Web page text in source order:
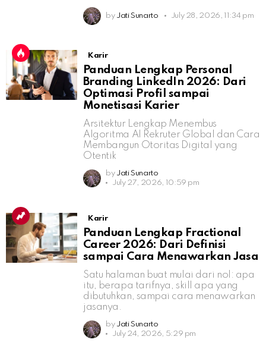
by Jati Sunarto July 28, 2026, 11:34 pm
Karir
Panduan Lengkap Personal
Branding LinkedIn 2026: Dari
Optimasi Profil sampai
Monetisasi Karier
Arsitektur Lengkap Menembus
Algoritma AI Rekruter Global dan Cara
Membangun Otoritas Digital yang
Otentik
by Jati Sunarto
July 27, 2026, 10:59 pm
Karir
Panduan Lengkap Fractional
Career 2026: Dari Definisi
sampai Cara Menawarkan Jasa
Satu halaman buat mulai dari nol: apa
itu, berapa tarifnya, skill apa yang
dibutuhkan, sampai cara menawarkan
jasanya.
by Jati Sunarto
July 24, 2026, 5:29 pm